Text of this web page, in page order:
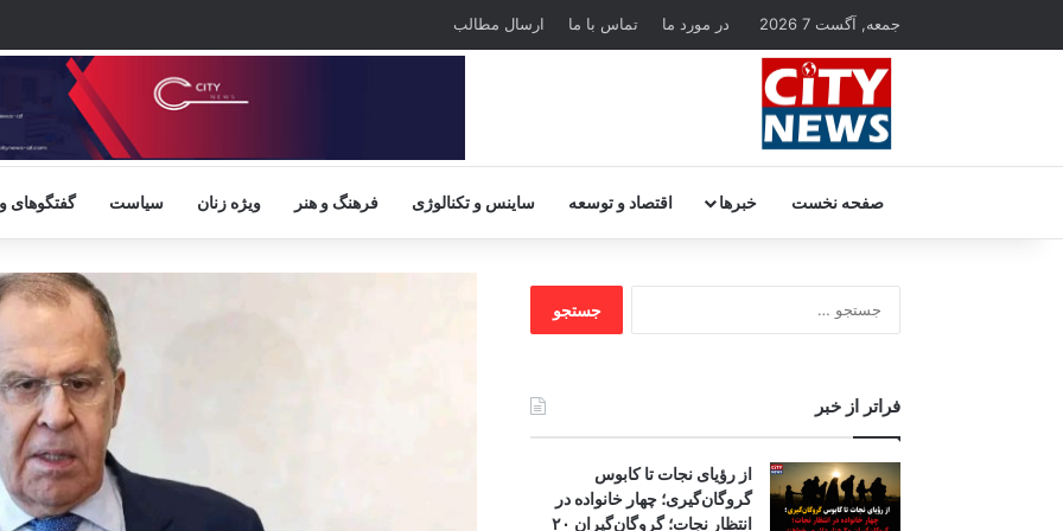
جمعه, آگست 7 2026 در مورد ما تماس با ما ارسال مطالب
صفحه نخست خبرها اقتصاد و توسعه ساینس و تکنالوژی فرهنگ و هنر ویژه زنان سیاست گفتگوهای
برای:
فراتر از خبر
از رؤیای نجات تا کابوس
گروگان‌گیری؛ چهار خانواده در
انتظار نجات؛ گروگان‌گیران ۲۰